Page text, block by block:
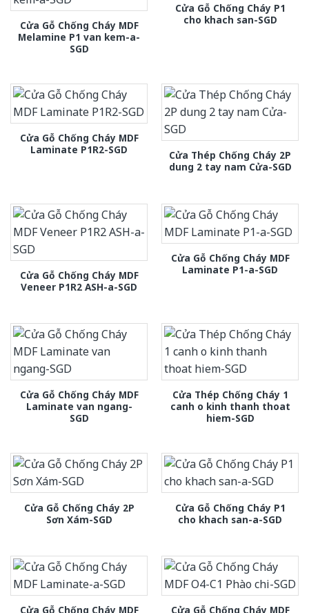
Cửa Gỗ Chống Cháy MDF
Melamine P1 van kem-a-
SGD
Cửa Gỗ Chống Cháy P1
cho khach san-SGD
Cửa Gỗ Chống Cháy MDF
Laminate P1R2-SGD
Cửa Thép Chống Cháy 2P
dung 2 tay nam Cửa-SGD
Cửa Gỗ Chống Cháy MDF
Veneer P1R2 ASH-a-SGD
Cửa Gỗ Chống Cháy MDF
Laminate P1-a-SGD
Cửa Gỗ Chống Cháy MDF
Laminate van ngang-
SGD
Cửa Thép Chống Cháy 1
canh o kinh thanh thoat
hiem-SGD
Cửa Gỗ Chống Cháy 2P
Sơn Xám-SGD
Cửa Gỗ Chống Cháy P1
cho khach san-a-SGD
Cửa Gỗ Chống Cháy MDF Cửa Gỗ Chống Cháy MDF